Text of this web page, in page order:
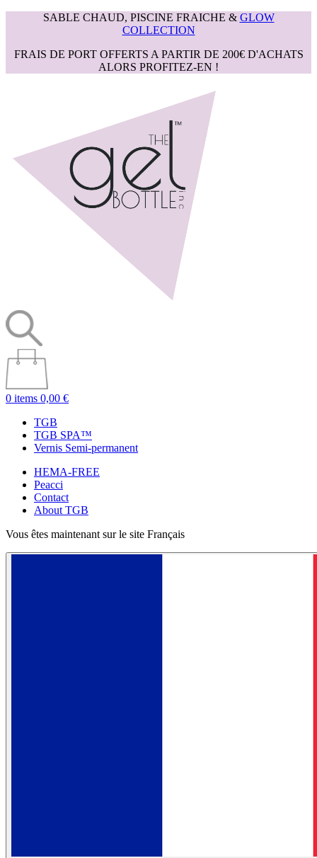
SABLE CHAUD, PISCINE FRAICHE & GLOW
COLLECTION
FRAIS DE PORT OFFERTS A PARTIR DE 200€ D'ACHATS
ALORS PROFITEZ-EN !
0 items 0,00 €
TGB
TGB SPA™
Vernis Semi-permanent
HEMA-FREE
Peacci
Contact
About TGB
Vous êtes maintenant sur le site Français